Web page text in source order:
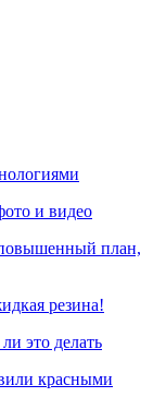
и видео
план,
резина!
это делать
красными